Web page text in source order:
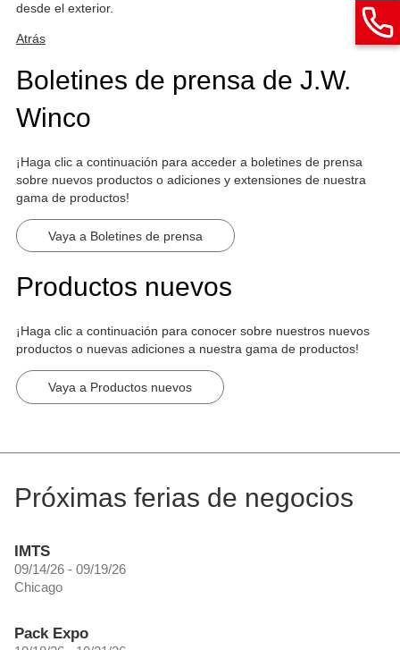
desde el exterior.
Atrás
Boletines de prensa de J.W.
Winco
¡Haga clic a continuación para acceder a boletines de prensa
sobre nuevos productos o adiciones y extensiones de nuestra
gama de productos!
Vaya a Boletines de prensa
Productos nuevos
¡Haga clic a continuación para conocer sobre nuestros nuevos
productos o nuevas adiciones a nuestra gama de productos!
Vaya a Productos nuevos
Próximas ferias de negocios
IMTS
09/14/26 - 09/19/26
Chicago
Pack Expo